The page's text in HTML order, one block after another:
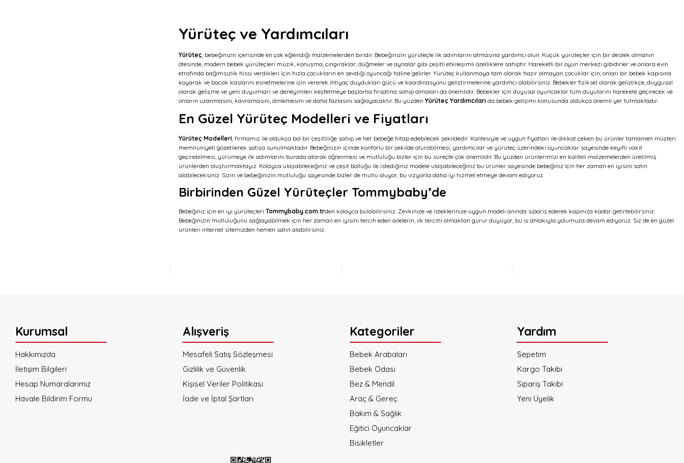
Yürüteç ve Yardımcıları
Yürüteç, bebeğinizin içerisinde en çok eğlendiği malzemelerden biridir. Bebeğinizin yürüteçle ilk adımlarını atmasına yardımcı olun. Küçük yürüteçler için bir destek olmanın
ötesinde, modern bebek yürüteçleri müzik, konuşma, çıngıraklar, düğmeler ve aynalar gibi çeşitli etkileşimli özelliklere sahiptir. Hareketli bir oyun merkezi gibidirler ve onlara evin
etrafında bağımsızlık hissi verdikleri için hızla çocukların en sevdiği oyuncağı haline gelirler. Yürüteç kullanmaya tam olarak hazır olmayan çocuklar için, onları bir bebek kapısına
koyarak ve bacak kaslarını esnetmelerine izin vererek ihtiyaç duydukları gücü ve koordinasyonu geliştirmelerine yardımcı olabilirsiniz. Bebekler fiziksel olarak geliştikçe, duygusal
olarak gelişme ve yeni duyumları ve deneyimleri keşfetmeye başlama fırsatına sahip olmaları da önemlidir. Bebekler için duyusal oyuncaklar tüm duyularını harekete geçirecek ve
onların uzanmasını, kavramasını, dinlemesini ve daha fazlasını sağlayacaktır. Bu yüzden Yürüteç Yardımcıları da bebek gelişimi konusunda oldukça önemli yer tutmaktadır.
En Güzel Yürüteç Modelleri ve Fiyatları
Yürüteç Modelleri, firmamız ile oldukça bol bir çeşitliliğe sahip ve her bebeğe hitap edebilecek şekildedir. Kalitesiyle ve uygun fiyatları ile dikkat çeken bu ürünler tamamen müşteri
memnuniyeti gözetilerek satışa sunulmaktadır. Bebeğinizin içinde konforlu bir şekilde oturabilmesi, yardımcılar ve yürüteç üzerindeki oyuncaklar sayesinde keyifli vakit
geçirebilmesi, yürümeye ilk adımlarını burada atarak öğrenmesi ve mutluluğu bizler için bu süreçte çok önemlidir. Bu yüzden ürünlerimizi en kaliteli malzemelerden üretilmiş
ürünlerden oluşturmaktayız. Kolayca ulaşabileceğiniz ve çeşit bolluğu ile istediğiniz modele ulaşabileceğiniz bu ürünler sayesinde bebeğiniz için her zaman en iyisini satın
alabileceksiniz. Sizin ve bebeğinizin mutluluğu sayesinde bizler de mutlu oluyor, bu vizyonla daha iyi hizmet etmeye devam ediyoruz.
Birbirinden Güzel Yürüteçler Tommybaby’de
Bebeğiniz için en iyi yürüteçleri Tommybaby.com.trden kolayca bulabilirsiniz. Zevkinize ve isteklerinize uygun modeli anında sipariş ederek kapınıza kadar getirtebilirsiniz.
Bebeğinizin mutluluğunu sağlayabilmek için her zaman en iyisini tercih eden ailelerin, ilk tercihi olmaktan gurur duyuyor, bu iş ahlakıyla yolumuza devam ediyoruz. Siz de en güzel
ürünleri internet sitemizden hemen satın alabilirsiniz.
Kurumsal
Hakkımızda
İletişim Bilgileri
Hesap Numaralarımız
Havale Bildirim Formu
Alışveriş
Mesafeli Satış Sözleşmesi
Gizlilik ve Güvenlik
Kişisel Veriler Politikası
İade ve İptal Şartları
Kategoriler
Bebek Arabaları
Bebek Odası
Bez & Mendil
Araç & Gereç
Bakım & Sağlık
Eğitici Oyuncaklar
Bisikletler
Yardım
Sepetim
Kargo Takibi
Sipariş Takibi
Yeni Üyelik